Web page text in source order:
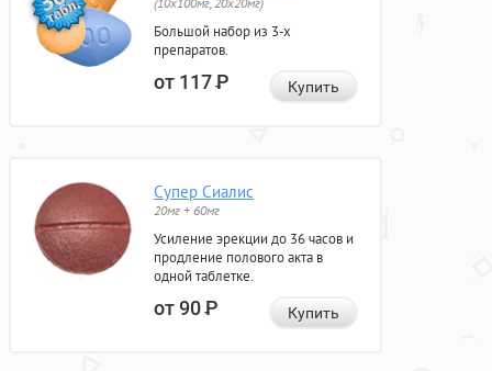
Большой набор из 3-х
препаратов.
от 117Р Купить
Супер Сиалис
20мг + 60мг
Усиление эрекции до 36 часов и
продление полового акта в
одной таблетке.
от 90Р Купить